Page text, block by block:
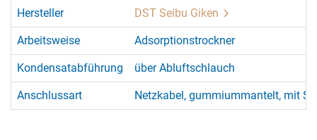
Hersteller DST Seibu Giken
Arbeitsweise Adsorptionstrockner
Kondensatabführung über Abluftschlauch
Anschlussart Netzkabel, gummiummantelt, mit